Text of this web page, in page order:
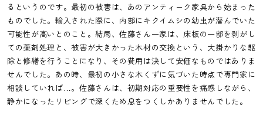
るというのです。最初の被害は、あのアンティーク家具から始まった
ものでした。輸入された際に、内部にキクイムシの幼虫が潜んでいた
可能性が高いとのこと。結局、佐藤さん一家は、床板の一部を剥がし
ての薬剤処理と、被害が大きかった木材の交換という、大掛かりな駆
除と修繕を行うことになり、その費用は決して安価なものではありま
せんでした。あの時、最初の小さな木くずに気づいた時点で専門家に
相談していれば…。佐藤さんは、初期対応の重要性を痛感しながら、
静かになったリビングで深くため息をつくしかありませんでした。